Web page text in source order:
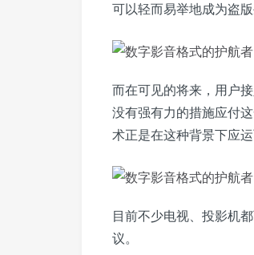
可以轻而易举地成为盗版
而在可见的将来，用户
没有强有力的措施应付
术正是在这种背景下应运
目前不少电视、投影机
议。